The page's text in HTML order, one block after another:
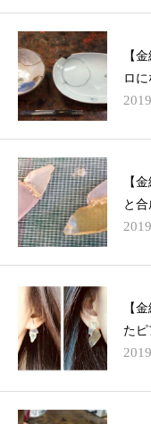
【
ロ
【
と
【
た